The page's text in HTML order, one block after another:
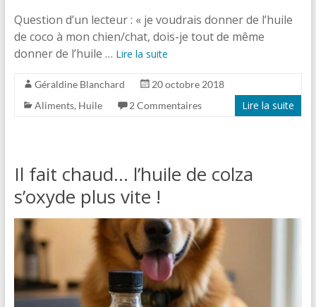
Question d’un lecteur : « je voudrais donner de l’huile
de coco à mon chien/chat, dois-je tout de même
donner de l’huile … Lire la suite
Géraldine Blanchard
20 octobre 2018
Aliments, Huile 2 Commentaires Lire la suite
Il fait chaud… l’huile de colza
s’oxyde plus vite !